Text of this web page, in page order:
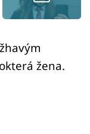
žena.